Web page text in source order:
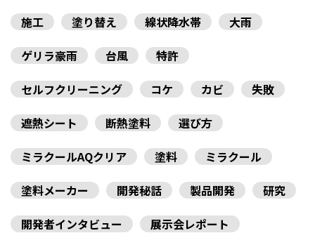
施工
塗り替え 線状降水帯
大雨
ゲリラ豪雨
台風
特許
セルフクリーニング
コケ カビ
失敗
遮熱シート
断熱塗料
選び方
ミラクールAQクリア
塗料
ミラクール
塗料メーカー
開発秘話 製品開発
研究
開発者インタビュー
展示会レポート